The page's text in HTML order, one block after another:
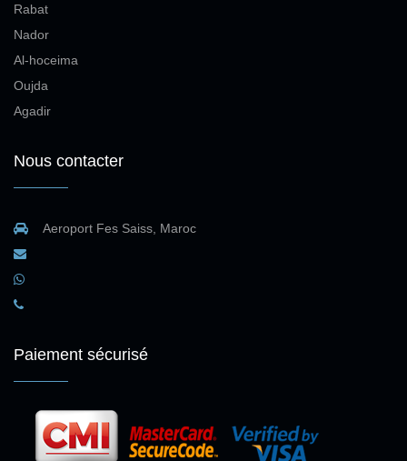
Rabat
Nador
Al-hoceima
Oujda
Agadir
Nous contacter
Aeroport Fes Saiss, Maroc
Paiement sécurisé